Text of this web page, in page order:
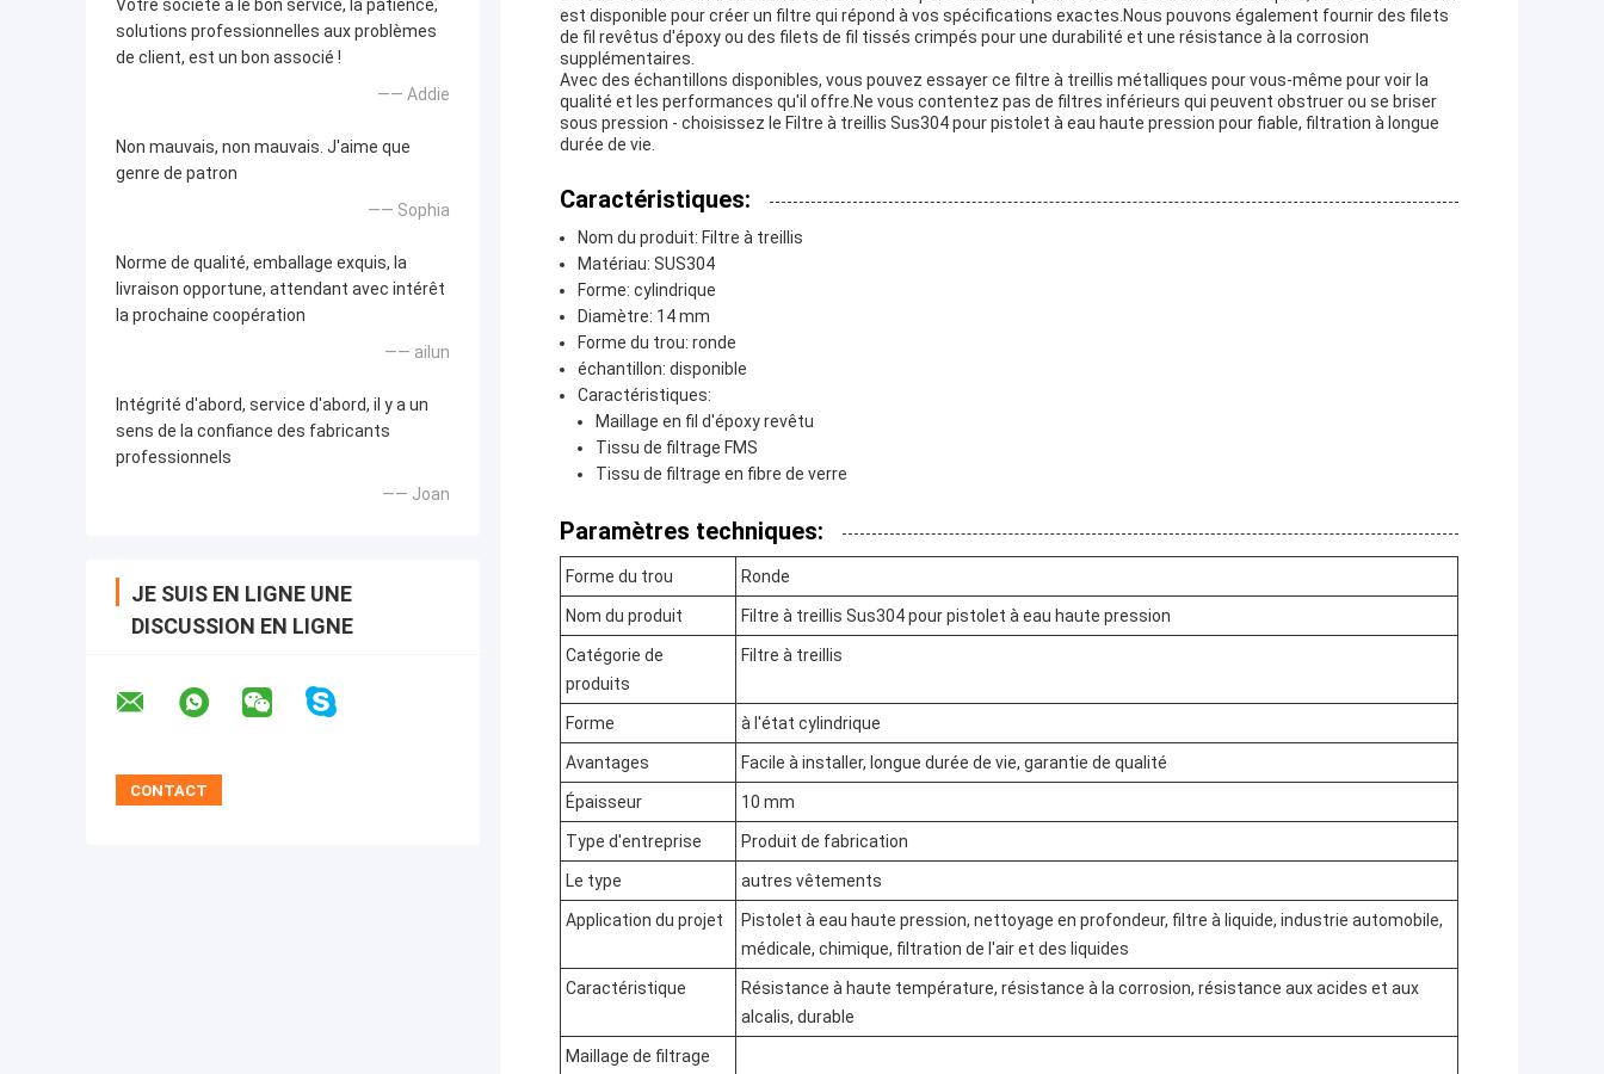
Votre société a le bon service, la patience,
solutions professionnelles aux problèmes
de client, est un bon associé !
—— Addie
Non mauvais, non mauvais. J'aime que
genre de patron
—— Sophia
Norme de qualité, emballage exquis, la
livraison opportune, attendant avec intérêt
la prochaine coopération
—— ailun
Intégrité d'abord, service d'abord, il y a un
sens de la confiance des fabricants
professionnels
—— Joan
JE SUIS EN LIGNE UNE
DISCUSSION EN LIGNE
est disponible pour créer un filtre qui répond à vos spécifications exactes.Nous pouvons également fournir des filets
de fil revêtus d'époxy ou des filets de fil tissés crimpés pour une durabilité et une résistance à la corrosion
supplémentaires.
Avec des échantillons disponibles, vous pouvez essayer ce filtre à treillis métalliques pour vous-même pour voir la
qualité et les performances qu'il offre.Ne vous contentez pas de filtres inférieurs qui peuvent obstruer ou se briser
sous pression - choisissez le Filtre à treillis Sus304 pour pistolet à eau haute pression pour fiable, filtration à longue
durée de vie.
Caractéristiques:
Nom du produit: Filtre à treillis
Matériau: SUS304
Forme: cylindrique
Diamètre: 14 mm
Forme du trou: ronde
échantillon: disponible
Caractéristiques:
Maillage en fil d'époxy revêtu
Tissu de filtrage FMS
Tissu de filtrage en fibre de verre
Paramètres techniques:
Forme du trou Ronde
Nom du produit Filtre à treillis Sus304 pour pistolet à eau haute pression
Catégorie de
produits
Filtre à treillis
Forme à l'état cylindrique
Avantages Facile à installer, longue durée de vie, garantie de qualité
Épaisseur 10 mm
Type d'entreprise Produit de fabrication
Le type autres vêtements
Application du projet
Pistolet à eau haute pression, nettoyage en profondeur, filtre à liquide, industrie automobile,
médicale, chimique, filtration de l'air et des liquides
Caractéristique
Résistance à haute température, résistance à la corrosion, résistance aux acides et aux
alcalis, durable
Maillage de filtrage